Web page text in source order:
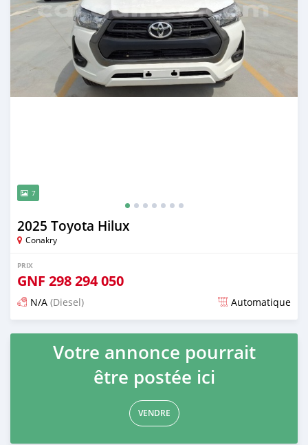
7
2025 Toyota Hilux
Conakry
PRIX
GNF 298 294 050
N/A (Diesel) Automatique
Publié il y a 6 mois
Votre annonce pourrait
être postée ici
VENDRE